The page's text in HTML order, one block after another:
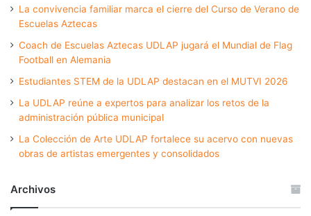
La convivencia familiar marca el cierre del Curso de Verano de
Escuelas Aztecas
Coach de Escuelas Aztecas UDLAP jugará el Mundial de Flag
Football en Alemania
Estudiantes STEM de la UDLAP destacan en el MUTVI 2026
La UDLAP reúne a expertos para analizar los retos de la
administración pública municipal
La Colección de Arte UDLAP fortalece su acervo con nuevas
obras de artistas emergentes y consolidados
Archivos